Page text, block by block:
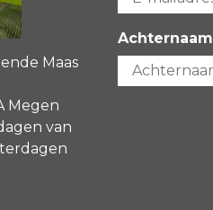
Maas
Megen
van
Achternaam